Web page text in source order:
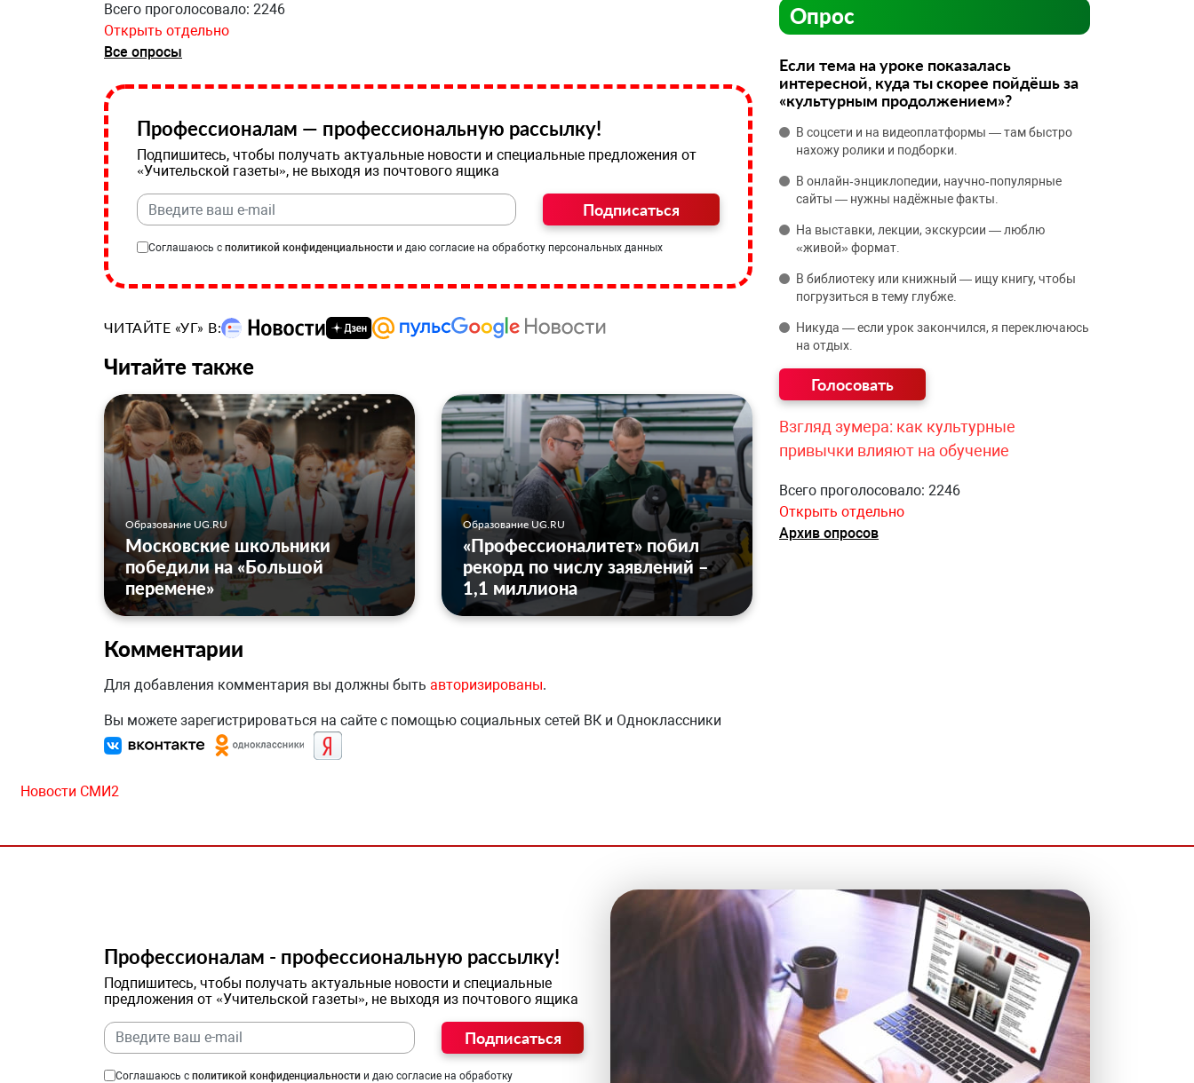
Всего проголосовало: 2246
Открыть отдельно
Все опросы
Профессионалам — профессиональную рассылку!
Подпишитесь, чтобы получать актуальные новости и специальные предложения от
«Учительской газеты», не выходя из почтового ящика
Подписаться
Соглашаюсь с политикой конфиденциальности и даю согласие на обработку персональных данных
ЧИТАЙТЕ «УГ» В:
Читайте также
Образование UG.RU
Московские школьники
победили на «Большой
перемене»
Образование UG.RU
«Профессионалитет» побил
рекорд по числу заявлений –
1,1 миллиона
Комментарии
Для добавления комментария вы должны быть авторизированы.
Вы можете зарегистрироваться на сайте с помощью социальных сетей ВК и Одноклассники
Опрос
Если тема на уроке показалась
интересной, куда ты скорее пойдёшь за
«культурным продолжением»?
В соцсети и на видеоплатформы — там быстро
нахожу ролики и подборки.
В онлайн‑энциклопедии, научно‑популярные
сайты — нужны надёжные факты.
На выставки, лекции, экскурсии — люблю
«живой» формат.
В библиотеку или книжный — ищу книгу, чтобы
погрузиться в тему глубже.
Никуда — если урок закончился, я переключаюсь
на отдых.
Взгляд зумера: как культурные
привычки влияют на обучение
Всего проголосовало: 2246
Открыть отдельно
Архив опросов
Новости СМИ2
Профессионалам - профессиональную рассылку!
Подпишитесь, чтобы получать актуальные новости и специальные
предложения от «Учительской газеты», не выходя из почтового ящика
Подписаться
Соглашаюсь с политикой конфиденциальности и даю согласие на обработку